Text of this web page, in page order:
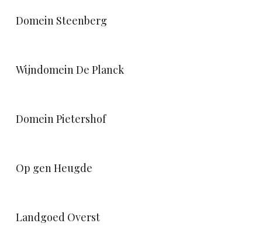
Domein Steenberg
Wijndomein De Planck
Domein Pietershof
Op gen Heugde
Landgoed Overst